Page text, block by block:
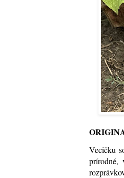
Vecičku
prírodné,